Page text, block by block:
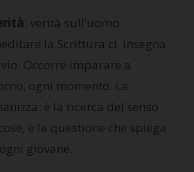
: verità sull’uomo.
la Scrittura ci insegna
Occorre imparare a
ogni momento. La
è la ricerca del senso
è la questione che spiega
giovane.